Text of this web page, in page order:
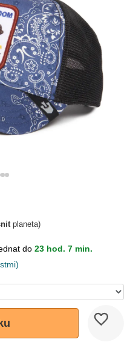
planeta)
do 23 hod. 7 min.